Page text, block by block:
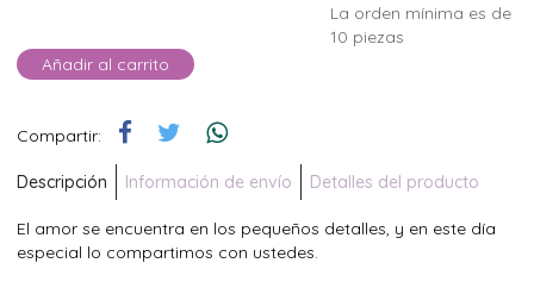
La orden mínima es de
10 piezas
Añadir al carrito
Compartir:
Descripción Información de envío Detalles del producto
El amor se encuentra en los pequeños detalles, y en este día
especial lo compartimos con ustedes.